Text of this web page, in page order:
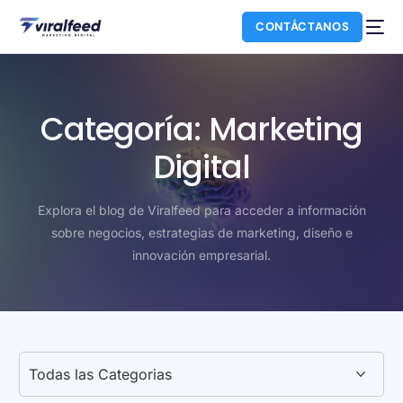
CONTÁCTANOS
Categoría: Marketing
Digital
Explora el blog de Viralfeed para acceder a información
sobre negocios, estrategias de marketing, diseño e
innovación empresarial.